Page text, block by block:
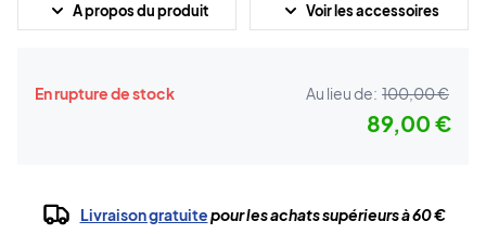
A propos du produit Voir les accessoires
En rupture de stock Au lieu de: 100,00 €
89,00 €
Livraison gratuitepour les achats supérieurs à 60 €